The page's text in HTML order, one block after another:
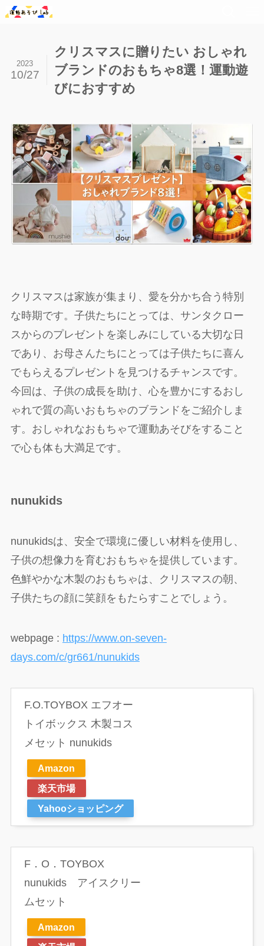
クリスマスに贈りたい おしゃれ
ブランドのおもちゃ8選！運動遊
びにおすすめ
2023
10/27
クリスマスは家族が集まり、愛を分かち合う特別
な時期です。子供たちにとっては、サンタクロー
スからのプレゼントを楽しみにしている大切な日
であり、お母さんたちにとっては子供たちに喜ん
でもらえるプレゼントを見つけるチャンスです。
今回は、子供の成長を助け、心を豊かにするおし
ゃれで質の高いおもちゃのブランドをご紹介しま
す。おしゃれなおもちゃで運動あそびをすること
で心も体も大満足です。
nunukids
nunukidsは、安全で環境に優しい材料を使用し、
子供の想像力を育むおもちゃを提供しています。
色鮮やかな木製のおもちゃは、クリスマスの朝、
子供たちの顔に笑顔をもたらすことでしょう。
webpage : https://www.on-seven-
days.com/c/gr661/nunukids
F.O.TOYBOX エフオー
トイボックス 木製コス
メセット nunukids
Amazon
楽天市場
Yahooショッピング
F．O．TOYBOX
nunukids アイスクリー
ムセット
Amazon